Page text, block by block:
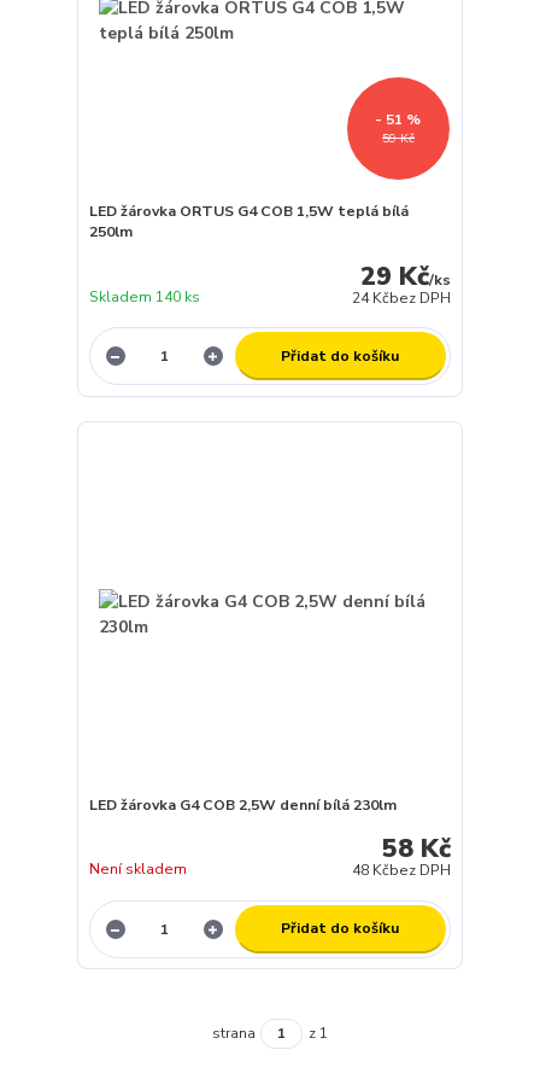
59 Kč
- 51 %
LED žárovka ORTUS G4 COB 1,5W teplá bílá
250lm
29 Kč/ks
24 Kčbez DPH
Skladem 140 ks
Přidat do košíku
LED žárovka G4 COB 2,5W denní bílá 230lm
58 Kč
48 Kčbez DPH
Není skladem
Přidat do košíku
strana z 1